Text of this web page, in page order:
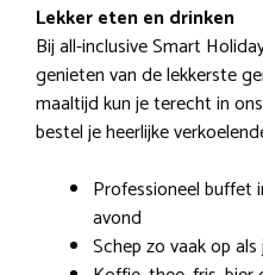
Lekker eten en drinken
Bij all-inclusive Smart
genieten van de lekkerste
maaltijd kun je terecht in
bestel je heerlijke
Professioneel buffet
avond
Schep zo vaak op als